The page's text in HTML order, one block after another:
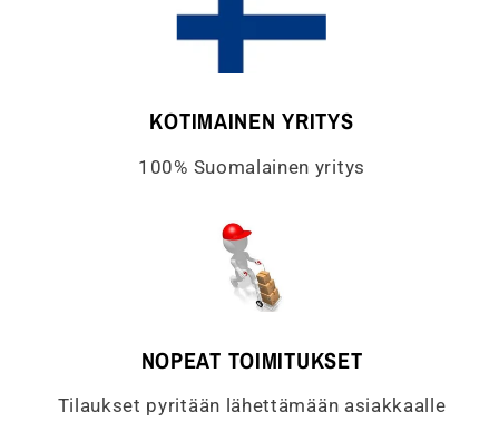
KOTIMAINEN YRITYS
100% Suomalainen yritys
NOPEAT TOIMITUKSET
Tilaukset pyritään lähettämään asiakkaalle